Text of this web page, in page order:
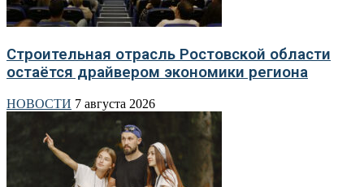
Строительная отрасль Ростовской области
остаётся драйвером экономики региона
НОВОСТИ 7 августа 2026